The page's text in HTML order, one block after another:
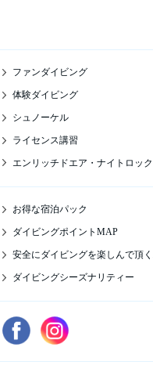
ファンダイビング
体験ダイビング
シュノーケル
ライセンス講習
エンリッチドエア・ナイトロック
お得な宿泊パック
ダイビングポイントMAP
安全にダイビングを楽しんで頂
ダイビングシーズナリティー